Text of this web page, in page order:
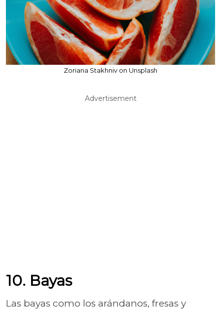
Zoriana Stakhniv on Unsplash
Advertisement
10. Bayas
Las bayas como los arándanos, fresas y